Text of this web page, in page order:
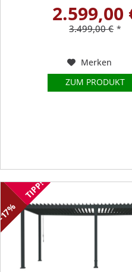
2.599,00
3.499,00 € *
Merken
ZUM PRODUKT
-17%
TIPP!